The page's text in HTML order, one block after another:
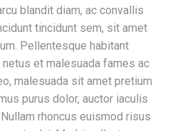
blandit diam, ac convallis
tincidunt sem, sit amet
Pellentesque habitant
et malesuada fames ac
malesuada sit amet pretium
purus dolor, auctor iaculis
rhoncus euismod risus